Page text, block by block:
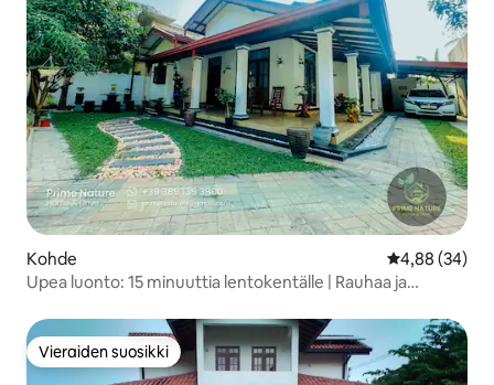
Kohde
4,88 (34)
Upea luonto: 15 minuuttia lentokentälle | Rauhaa ja
Vieraiden suosikki
Vieraiden suosikki